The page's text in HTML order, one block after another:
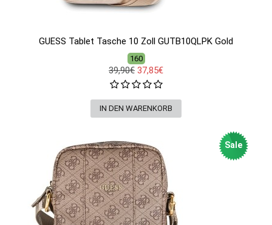
GUESS Tablet Tasche 10 Zoll GUTB10QLPK Gold
160
39,90€ 37,85€
Sale